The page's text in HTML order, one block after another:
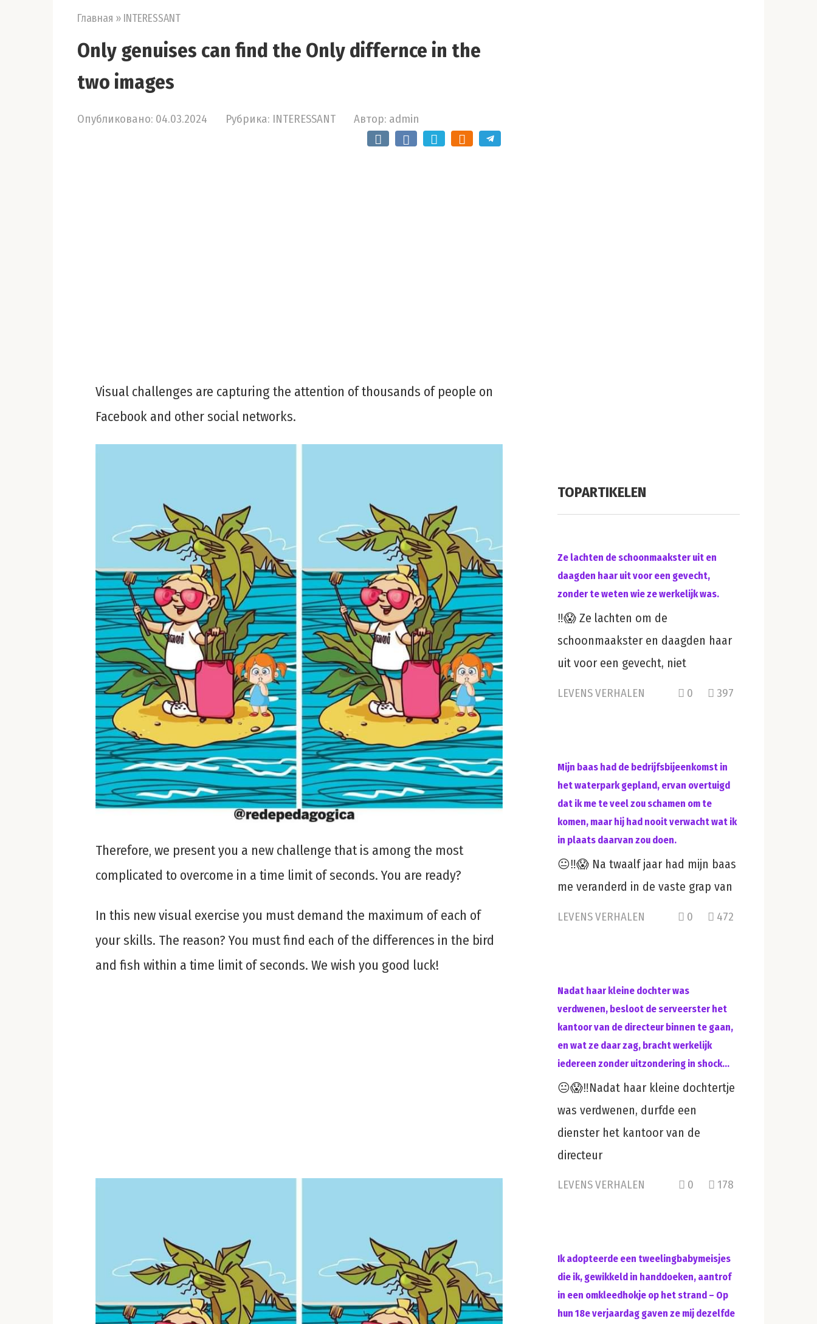
Главная » INTERESSANT
Only genuises can find the Only differnce in the
two images
Опубликовано: 04.03.2024 Рубрика: INTERESSANT Автор: admin
Visual challenges are capturing the attention of thousands of people on
Facebook and other social networks.
Therefore, we present you a new challenge that is among the most
complicated to overcome in a time limit of seconds. You are ready?
In this new visual exercise you must demand the maximum of each of
your skills. The reason? You must find each of the differences in the bird
and fish within a time limit of seconds. We wish you good luck!
TOPARTIKELEN
Ze lachten de schoonmaakster uit en
daagden haar uit voor een gevecht,
zonder te weten wie ze werkelijk was.
‼️😱 Ze lachten om de
schoonmaakster en daagden haar
uit voor een gevecht, niet
LEVENS VERHALEN 0 397
Mijn baas had de bedrijfsbijeenkomst in
het waterpark gepland, ervan overtuigd
dat ik me te veel zou schamen om te
komen, maar hij had nooit verwacht wat ik
in plaats daarvan zou doen.
😐‼️😱 Na twaalf jaar had mijn baas
me veranderd in de vaste grap van
LEVENS VERHALEN 0 472
Nadat haar kleine dochter was
verdwenen, besloot de serveerster het
kantoor van de directeur binnen te gaan,
en wat ze daar zag, bracht werkelijk
iedereen zonder uitzondering in shock…
😐😱‼️Nadat haar kleine dochtertje
was verdwenen, durfde een
dienster het kantoor van de
directeur
LEVENS VERHALEN 0 178
Ik adopteerde een tweelingbabymeisjes
die ik, gewikkeld in handdoeken, aantrof
in een omkleedhokje op het strand – Op
hun 18e verjaardag gaven ze mij dezelfde